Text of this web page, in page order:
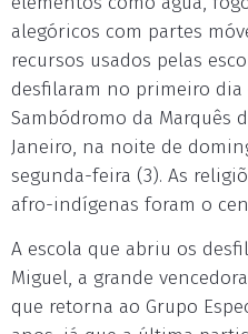
alegóricos com partes
recursos usados pelas
desfilaram no primeiro dia
Sambódromo da Marquês
Janeiro, na noite de
segunda-feira (3). As
afro-indígenas foram o
A escola que abriu os
Miguel, a grande
que retorna ao Grupo